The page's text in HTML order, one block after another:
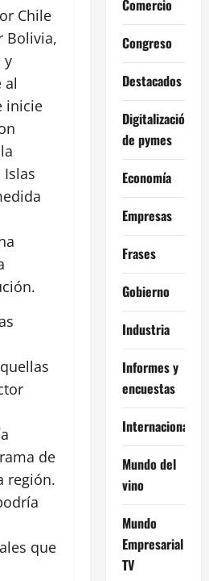
Chile
Bolivia,
y
al
inicie
de
región.
que
Comercio
Congreso
Destacados
Digitalización
de pymes
Economía
Empresas
Frases
Gobierno
Industria
Informes y
encuestas
Internacional
Mundo del
vino
Mundo
Empresarial
TV